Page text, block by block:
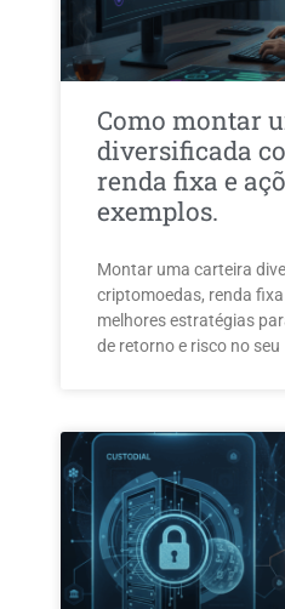
Como montar
diversificada
renda fixa e
exemplos.
Montar uma carteira
criptomoedas, renda
melhores estratégias
de retorno e risco no seu